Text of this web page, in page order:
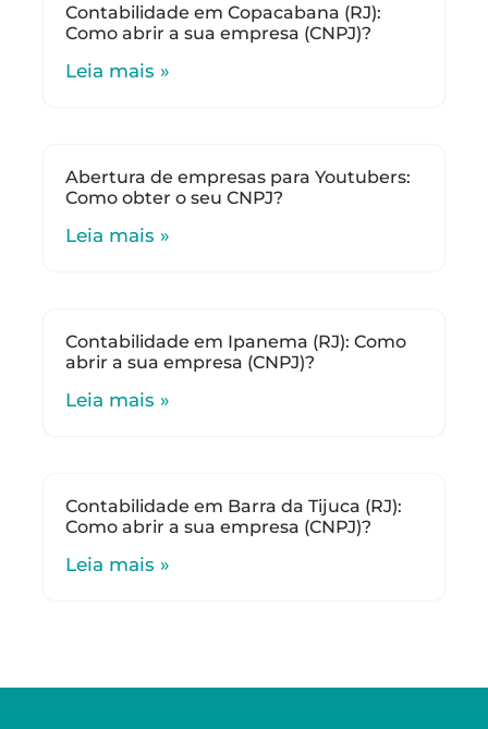
Contabilidade em Copacabana (RJ):
Como abrir a sua empresa (CNPJ)?
Leia mais »
Abertura de empresas para Youtubers:
Como obter o seu CNPJ?
Leia mais »
Contabilidade em Ipanema (RJ): Como
abrir a sua empresa (CNPJ)?
Leia mais »
Contabilidade em Barra da Tijuca (RJ):
Como abrir a sua empresa (CNPJ)?
Leia mais »